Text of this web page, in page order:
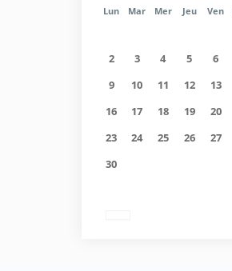
Lun Mar Mer Jeu Ven
2
3 4 5 6
9
10 11 12 13
16
17 18 19 20
23
24 25 26 27
30